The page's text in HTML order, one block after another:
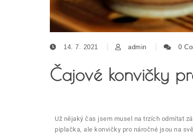
14. 7. 2021 admin 0
Čajové konvičky
Už nějaký čas jsem musel na trzích odmítat
piplačka, ale konvičky pro náročné jsou na